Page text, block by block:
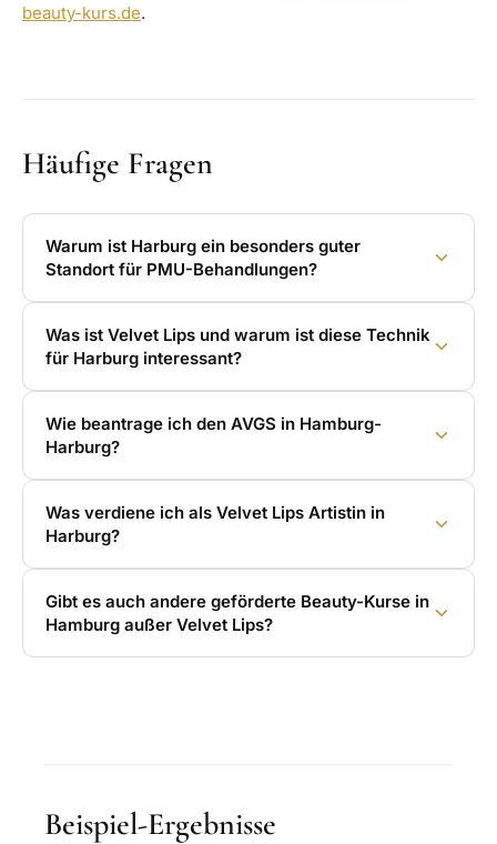
beauty-kurs.de.
Häufige Fragen
Warum ist Harburg ein besonders guter
Standort für PMU-Behandlungen?
Was ist Velvet Lips und warum ist diese Technik
für Harburg interessant?
Wie beantrage ich den AVGS in Hamburg-
Harburg?
Was verdiene ich als Velvet Lips Artistin in
Harburg?
Gibt es auch andere geförderte Beauty-Kurse in
Hamburg außer Velvet Lips?
Beispiel-Ergebnisse